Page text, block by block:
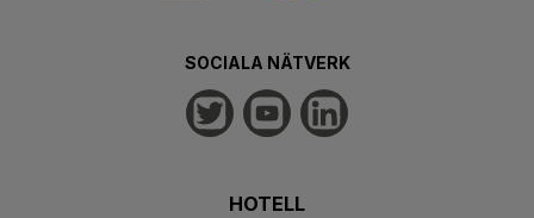
SOCIALA NÄTVERK
HOTELL